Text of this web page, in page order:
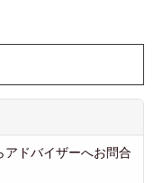
ドバイザーへお問合